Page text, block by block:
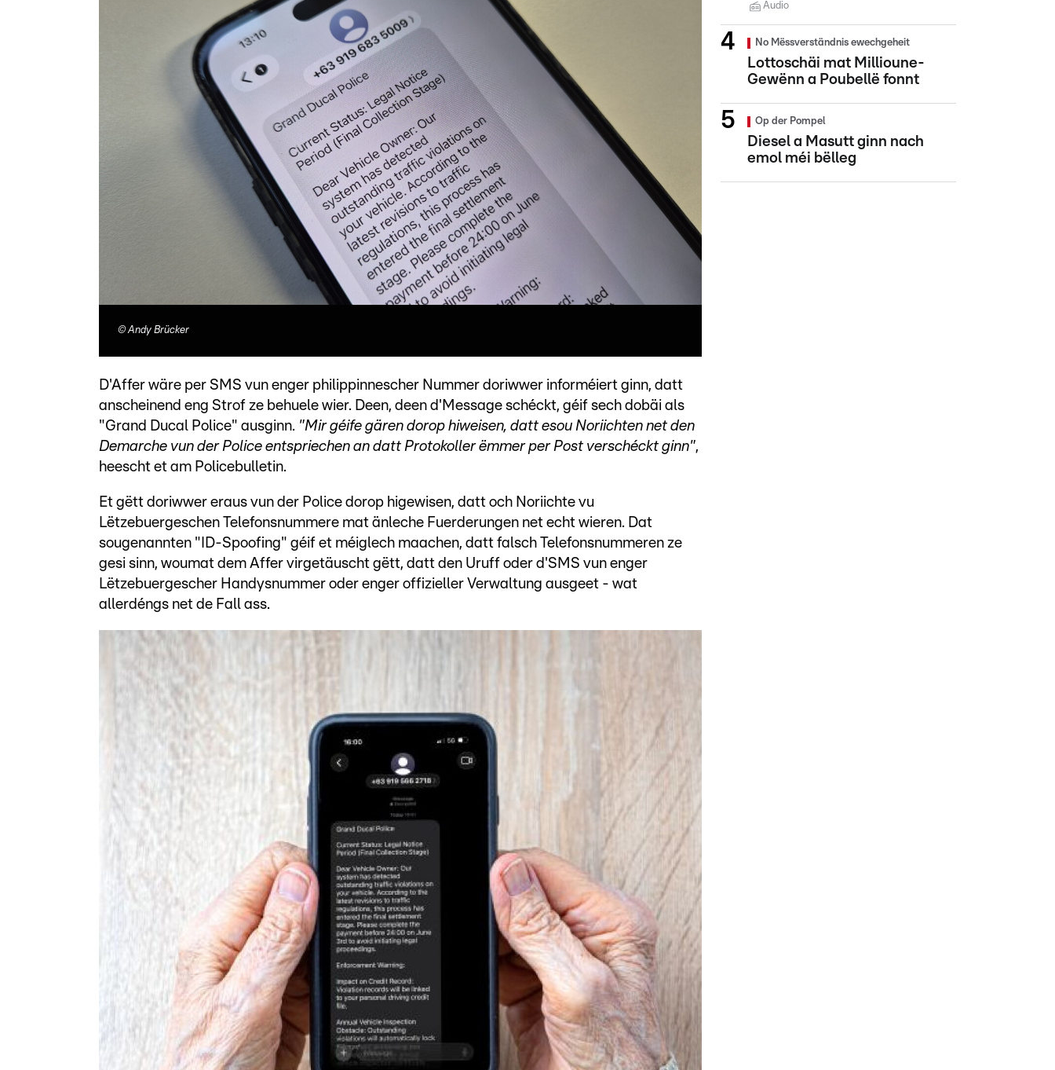
©Andy Brücker
D'Affer wäre per SMS vun enger philippinnescher Nummer doriwwer informéiert ginn, datt
anscheinend eng Strof ze behuele wier. Deen, deen d'Message schéckt, géif sech dobäi als
"Grand Ducal Police" ausginn. "Mir géife gären dorop hiweisen, datt esou Noriichten net den
Demarche vun der Police entspriechen an datt Protokoller ëmmer per Post verschéckt ginn",
heescht et am Policebulletin.
Et gëtt doriwwer eraus vun der Police dorop higewisen, datt och Noriichte vu
Lëtzebuergeschen Telefonsnummere mat änleche Fuerderungen net echt wieren. Dat
sougenannten "ID-Spoofing" géif et méiglech maachen, datt falsch Telefonsnummeren ze
gesi sinn, woumat dem Affer virgetäuscht gëtt, datt den Uruff oder d'SMS vun enger
Lëtzebuergescher Handysnummer oder enger offizieller Verwaltung ausgeet - wat
allerdéngs net de Fall ass.
Audio
No Mëssverständnis ewechgeheit
Lottoschäi mat Millioune-
Gewënn a Poubellë fonnt
Op der Pompel
Diesel a Masutt ginn nach
emol méi bëlleg